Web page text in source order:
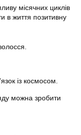
місячних циклів
в життя позитивну
із космосом.
можна зробити